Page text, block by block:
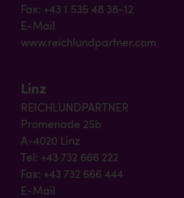
Fax: +43 1 535 48 38-12
E-Mail
www.reichlundpartner.com
Linz
REICHLUNDPARTNER
Promenade 25b
A-4020 Linz
Tel: +43 732 666 222
Fax: +43 732 666 444
E-Mail